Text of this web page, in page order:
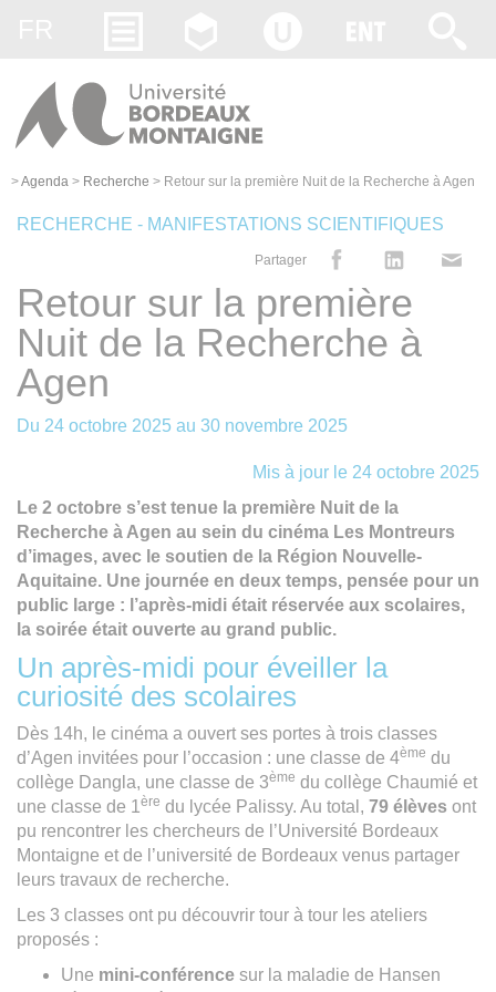
>Agenda > Recherche > Retour sur la première Nuit de la Recherche à Agen
RECHERCHE - MANIFESTATIONS SCIENTIFIQUES
Partager
Retour sur la première
Nuit de la Recherche à
Agen
Du 24 octobre 2025 au 30 novembre 2025
Mis à jour le 24 octobre 2025
Le 2 octobre s’est tenue la première Nuit de la
Recherche à Agen au sein du cinéma Les Montreurs
d’images, avec le soutien de la Région Nouvelle-
Aquitaine. Une journée en deux temps, pensée pour un
public large : l’après-midi était réservée aux scolaires,
la soirée était ouverte au grand public.
Un après-midi pour éveiller la
curiosité des scolaires
Dès 14h, le cinéma a ouvert ses portes à trois classes
d’Agen invitées pour l’occasion : une classe de 4ème du
collège Dangla, une classe de 3ème du collège Chaumié et
une classe de 1 ère du lycée Palissy. Au total, 79 élèves ont
pu rencontrer les chercheurs de l’Université Bordeaux
Montaigne et de l’université de Bordeaux venus partager
leurs travaux de recherche.
Les 3 classes ont pu découvrir tour à tour les ateliers
proposés :
Une mini-conférence sur la maladie de Hansen